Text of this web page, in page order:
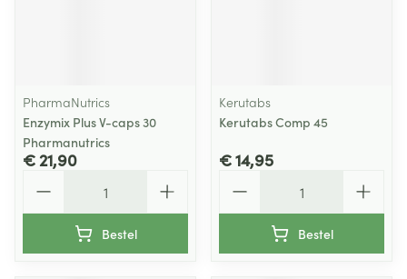
PharmaNutrics
Enzymix Plus V-caps 30
Pharmanutrics
€ 21,90
Bestel
Kerutabs
Kerutabs Comp 45
€ 14,95
Bestel